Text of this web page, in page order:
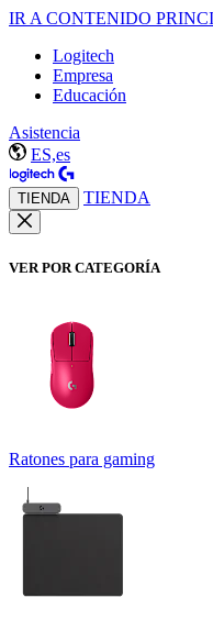
IR A CONTENIDO
Logitech
Empresa
Educación
Asistencia
ES,es
TIENDA TIENDA
VER POR CATEGORÍA
Ratones para gaming